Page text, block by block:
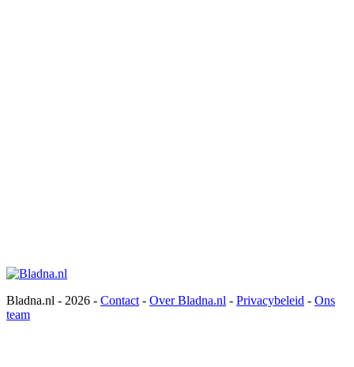
Bladna.nl - 2026 - Contact - Over Bladna.nl - Privacybeleid - Ons
team